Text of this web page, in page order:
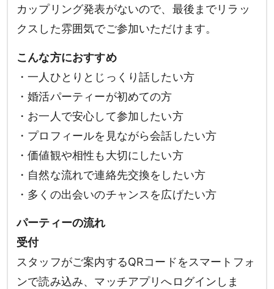
カップリング発表がないので、最後までリラッ
クスした雰囲気でご参加いただけます。
こんな方におすすめ
・一人ひとりとじっくり話したい方
・婚活パーティーが初めての方
・お一人で安心して参加したい方
・プロフィールを見ながら会話したい方
・価値観や相性も大切にしたい方
・自然な流れで連絡先交換をしたい方
・多くの出会いのチャンスを広げたい方
パーティーの流れ
受付
スタッフがご案内するQRコードをスマートフォ
ンで読み込み、マッチアプリへログインしま
検索